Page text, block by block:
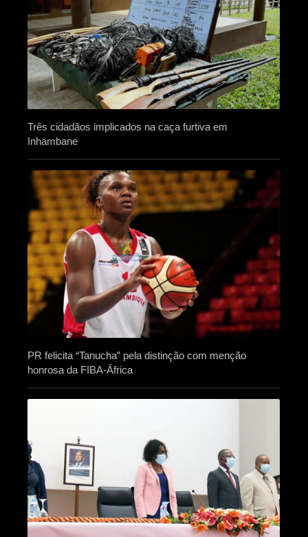
Três cidadãos implicados na caça furtiva em
Inhambane
PR felicita “Tanucha” pela distinção com menção
honrosa da FIBA-África